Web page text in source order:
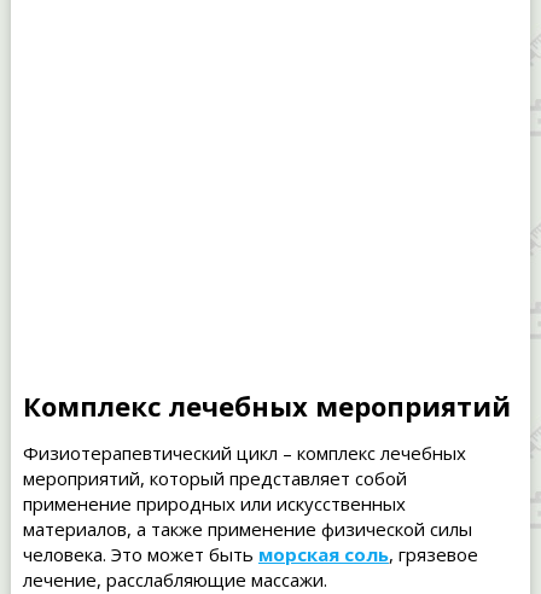
Комплекс лечебных мероприятий
Физиотерапевтический цикл – комплекс лечебных
мероприятий, который представляет собой
применение природных или искусственных
материалов, а также применение физической силы
человека. Это может быть морская соль, грязевое
лечение, расслабляющие массажи.